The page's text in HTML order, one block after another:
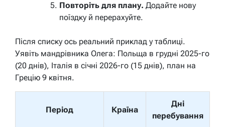
Повторіть для плану. Додайте нову
поїздку й перерахуйте.
Після списку ось реальний приклад у таблиці.
Уявіть мандрівника Олега: Польща в грудні 2025-го
(20 днів), Італія в січні 2026-го (15 днів), план на
Грецію 9 квітня.
Період Країна
Дні
перебування